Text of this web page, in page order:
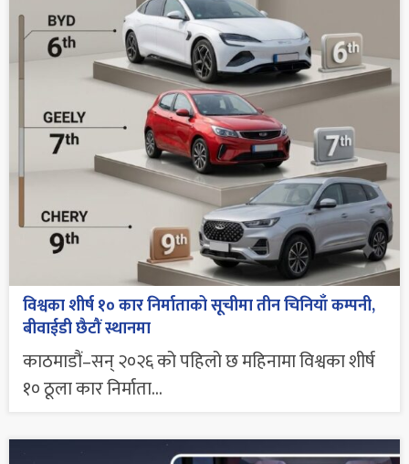
विश्वका शीर्ष १० कार निर्माताको सूचीमा तीन चिनियाँ कम्पनी,
बीवाईडी छैटौं स्थानमा
काठमाडौं–सन् २०२६ को पहिलो छ महिनामा विश्वका शीर्ष
१० ठूला कार निर्माता...